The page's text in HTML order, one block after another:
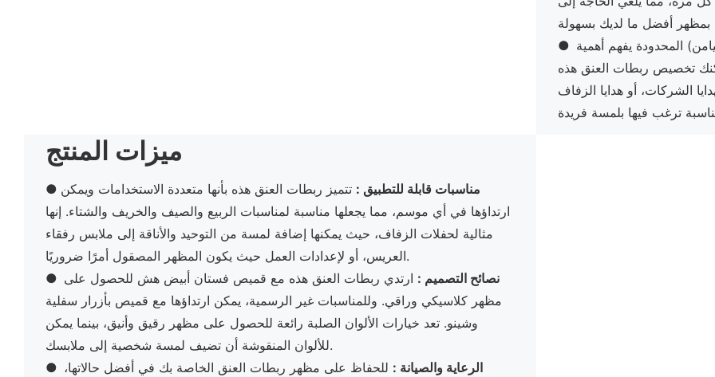
● المحدودة يفهم أهمية
وهو 100 قطعة فقط، يمكنك تخصيص ربطات العنق هذه
الشركات، أو هدايا الزفاف
ميزات المنتج
● مناسبات قابلة للتطبيق : تتميز ربطات العنق هذه بأنها متعددة الاستخدامات ويمكن
ارتداؤها في أي موسم، مما يجعلها مناسبة لمناسبات الربيع والصيف والخريف والشتاء. إنها
مثالية لحفلات الزفاف، حيث يمكنها إضافة لمسة من التوحيد والأناقة إلى ملابس رفقاء
العريس، أو لإعدادات العمل حيث يكون المظهر المصقول أمرًا ضروريًا.
●
نصائح التصميم : ارتدي ربطات العنق هذه مع قميص فستان أبيض هش للحصول على
مظهر كلاسيكي وراقي. وللمناسبات غير الرسمية، يمكن ارتداؤها مع قميص بأزرار سفلية
وشينو. تعد خيارات الألوان الصلبة رائعة للحصول على مظهر رقيق وأنيق، بينما يمكن
للألوان المنقوشة أن تضيف لمسة شخصية إلى ملابسك.
●
الرعاية والصيانة : للحفاظ على مظهر ربطات العنق الخاصة بك في أفضل حالاتها،